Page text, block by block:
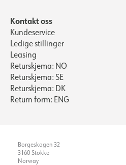
Kontakt oss
Kundeservice
Ledige stillinger
Leasing
Returskjema: NO
Returskjema: SE
Returskjema: DK
Return form: ENG
Borgeskogen 32
3160 Stokke
Norway